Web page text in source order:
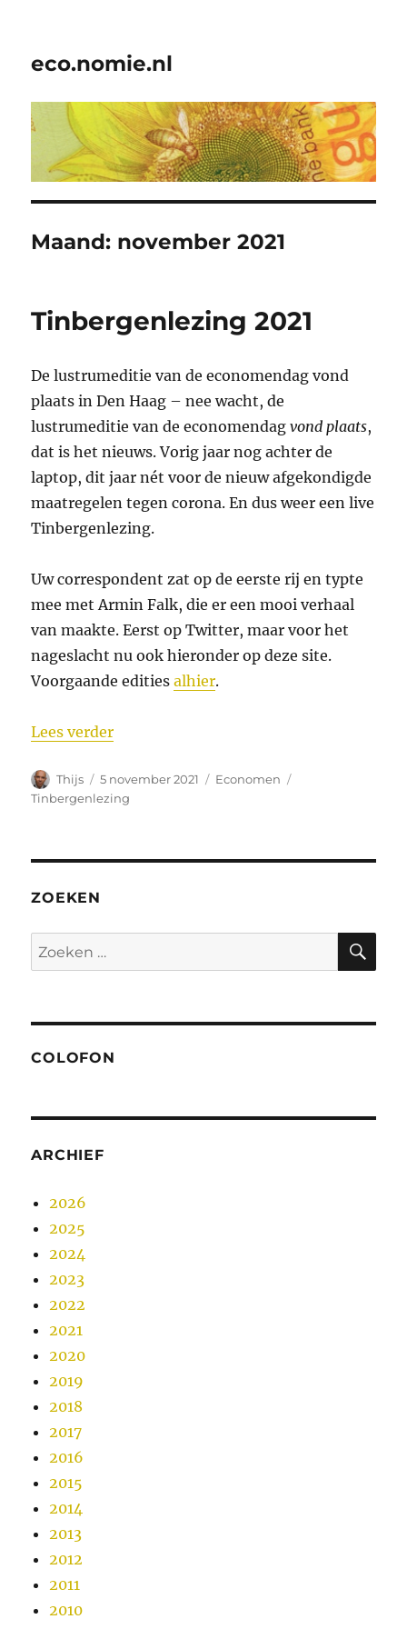
eco.nomie.nl
Maand: november 2021
Tinbergenlezing 2021
De lustrumeditie van de economendag vond
plaats in Den Haag – nee wacht, de
lustrumeditie van de economendagvond plaats,
dat is het nieuws. Vorig jaar nog achter de
laptop, dit jaar nét voor de nieuw afgekondigde
maatregelen tegen corona. En dus weer een live
Tinbergenlezing.
Uw correspondent zat op de eerste rij en typte
mee met Armin Falk, die er een mooi verhaal
van maakte. Eerst op Twitter, maar voor het
nageslacht nu ook hieronder op deze site.
Voorgaande editiesalhier.
Lees verder“Tinbergenlezing 2021”
Auteur
Thijs
Geplaatst
op
5 november 2021 Categorieën
Economen
Tinbergenlezing
ZOEKEN
Zoeken
naar:
COLOFON
ARCHIEF
2026
2025
2024
2023
2022
2021
2020
2019
2018
2017
2016
2015
2014
2013
2012
2011
2010